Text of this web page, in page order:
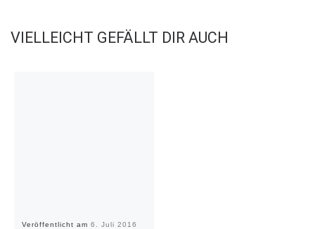
VIELLEICHT GEFÄLLT DIR AUCH
Veröffentlicht am6. Juli 2016